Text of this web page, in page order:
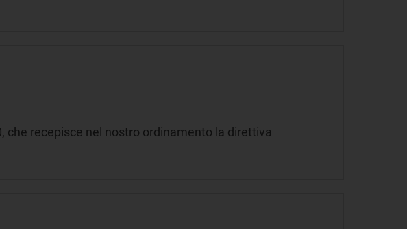
che recepisce nel nostro ordinamento la direttiva